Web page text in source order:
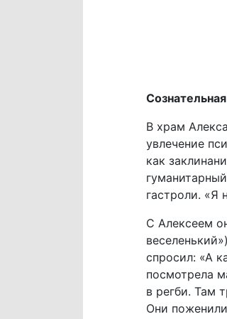
В храм
увлечение
как
гастроли. «Я
С Алексеем
спросил: «А
посмотрела
в регби. Там
Они